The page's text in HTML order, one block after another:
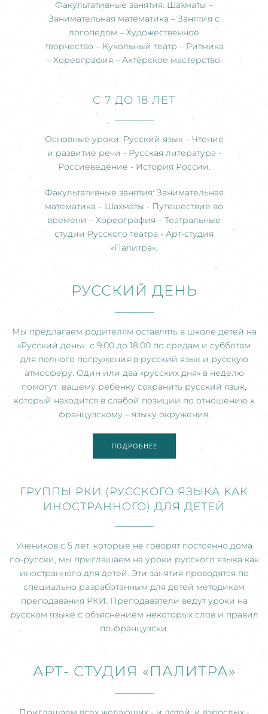
Факультативные занятия: Шахматы –
Занимательная математика – Занятия с
логопедом – Художественное
творчество – Кукольный театр – Ритмика
– Хореография – Актёрское мастерство.
С 7 ДО 18 ЛЕТ
Основные уроки: Русский язык – Чтение
и развитие речи - Русская литература -
Россиеведение - История России.
Факультативные занятия: Занимательная
математика – Шахматы - Путешествие во
времени – Хореография – Театральные
студии Русского театра - Арт-студия
«Палитра».
РУССКИЙ ДЕНЬ
Мы предлагаем родителям оставлять в школе детей на
«Русский день» с 9.00 до 18.00 по средам и субботам
для полного погружения в русский язык и русскую
атмосферу. Один или два «русских дня» в неделю
помогут вашему ребенку сохранить русский язык,
который находится в слабой позиции по отношению к
французскому – языку окружения.
ПОДРОБНЕЕ
ГРУППЫ РКИ (РУССКОГО ЯЗЫКА КАК
ИНОСТРАННОГО) ДЛЯ ДЕТЕЙ
Учеников с 5 лет, которые не говорят постоянно дома
по-русски, мы приглашаем на уроки русского языка как
иностранного для детей. Эти занятия проводятся по
специально разработанным для детей методикам
преподавания РКИ. Преподаватели ведут уроки на
русском языке с объяснением некоторых слов и правил
по-французски.
АРТ- СТУДИЯ «ПАЛИТРА»